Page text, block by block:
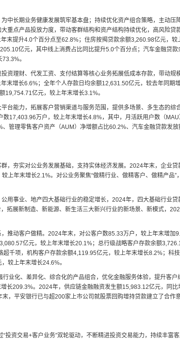
中长期业务健康发展筑牢基本盘；持续优化资产组合策略，主动压
重点产品投放力度，带动客群结构和资产结构持续优化，高风险贷
末提升4.0个百分点至62.8%；住房按揭贷款余额3,260.98亿元，较
亿元，其中线上消费占比同比提升5.0个百分点；汽车金融贷款
。
资理财、代发工资、支付结算等核心业务拓展低成本存款，带动规
末增长6.6%；全年个人存款日均余额12,631.50亿元，较去年同期
19,754.71亿元，较上年末增长3.1%。
台能力，拓展客户营销渠道与服务范围，提供多场景、多生态的综
17,403.96万户，较上年末增长4.8%，其中，月活跃用户数（MAU
管理零售客户资产（AUM）净增额占比60.2%、汽车金融贷款发放
，夯实对公业务发展基础，支持实体经济发展。2024年末，企业贷
上年末增长2.1%。对公业务聚焦“做精行业、做精客户、做精产品”
用事业、地产四大基础行业的稳定增长，2024年，四大基础行业贷
展新制造、新能源、新生活三大新兴行业的新场景、新模式，
推动客户做精。2024年末，对公客户数85.33万户，较上年末增加
亿元，较上年末增长20.1%；总行级战略客户存款余额
千项，机构客户存款余额4,119.95亿元，较上年末增长8.2%；科
较上年末增长24.6%。
业化、差异化、综合化的产品组合，优化金融服务体验，提升客户
长209.3%。2024年，供应链金融融资发生额15,983.12亿元，同比
，平安银行已与超200家上市公司就股票回购增持贷款建立了合作意
资交易+客户业务”双轮驱动，不断精进投资交易能力，持续丰富